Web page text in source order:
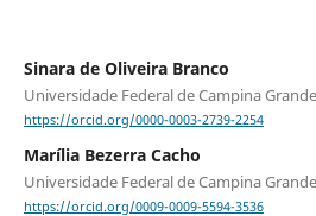
Sinara de Oliveira Branco
Universidade Federal de Campina Grande
https://orcid.org/0000-0003-2739-2254
Marília Bezerra Cacho
Universidade Federal de Campina Grande
https://orcid.org/0009-0009-5594-3536